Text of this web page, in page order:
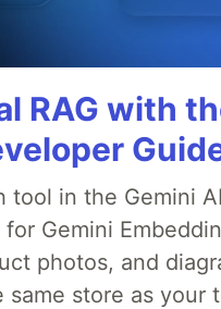
RAG with
tool in the Gemini
Gemini
photos, and
same store as your